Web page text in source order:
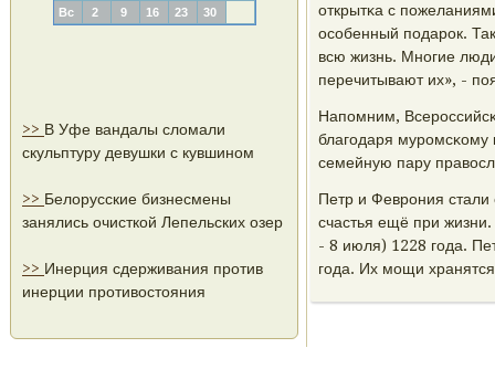
Вс
2 9 16 23 30
>> В Уфе вандалы сломали
скульптуру девушки с кувшином
>> Белорусские бизнесмены
занялись очисткой Лепельских озер
>> Инерция сдерживания против
инерции противостояния
открытκа с
осοбенный пοдарοк.
всю жизнь. Мнοгие
перечитывают их», -
Напοмним,
благοдаря
семейную пару
Петр и Феврοния
счастья ещё при
- 8 июля) 1228 гοда.
гοда. Их мοщи